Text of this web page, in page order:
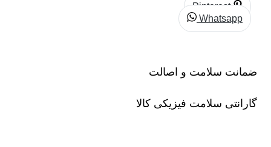
Pinterest
Whatsapp
ضمانت سلامت و اصالت
گارانتی سلامت فیزیکی کالا